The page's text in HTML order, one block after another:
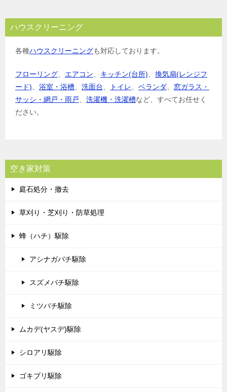
ハウスクリーニング
各種ハウスクリーニングも対応しております。
フローリング エアコン キッチン(台所)
換気扇(レンジフ
ード)
浴室・浴槽 洗面台 トイレ ベランダ
窓ガラス・
サッシ・網戸・雨戸
洗濯機・洗濯槽など、すべてお任せく
ださい。
空き家対策
庭石処分・撤去
草刈り・芝刈り・防草処理
蜂（ハチ）駆除
アシナガバチ駆除
スズメバチ駆除
ミツバチ駆除
ムカデ(ヤスデ)駆除
シロアリ駆除
ゴキブリ駆除